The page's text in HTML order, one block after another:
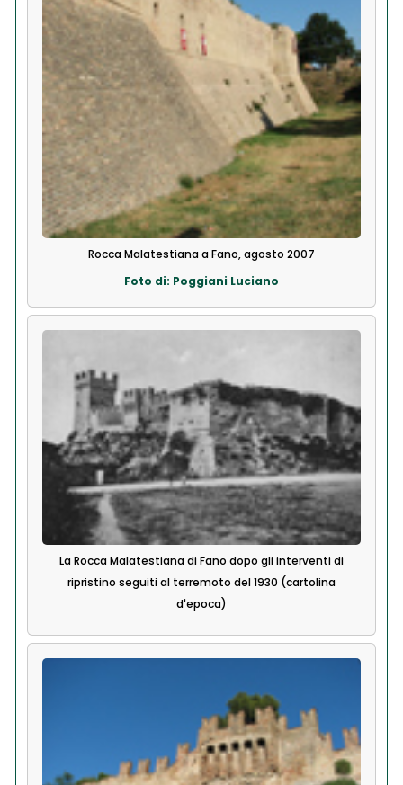
Rocca Malatestiana a Fano, agosto 2007
Foto di: Poggiani Luciano
La Rocca Malatestiana di Fano dopo gli interventi di
ripristino seguiti al terremoto del 1930 (cartolina
d'epoca)